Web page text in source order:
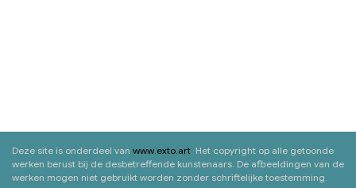
Deze site is onderdeel van www.exto.art . Het copyright op alle getoonde
werken berust bij de desbetreffende kunstenaars. De afbeeldingen van de
werken mogen niet gebruikt worden zonder schriftelijke toestemming.